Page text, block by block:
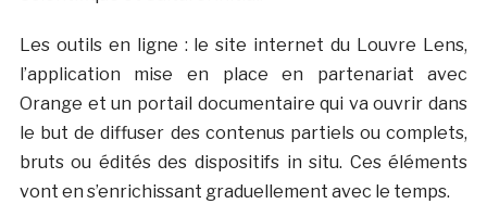
Les outils en ligne : le site internet du Louvre Lens,
l’application mise en place en partenariat avec
Orange et un portail documentaire qui va ouvrir dans
le but de diffuser des contenus partiels ou complets,
bruts ou édités des dispositifs in situ. Ces éléments
vont en s’enrichissant graduellement avec le temps.